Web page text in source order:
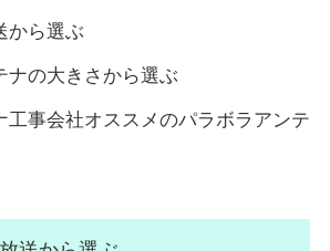
から選ぶ
ナの大きさから選ぶ
工事会社オススメのパラボラアンテ